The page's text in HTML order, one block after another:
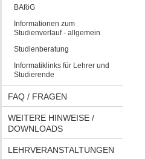
BAföG
Informationen zum
Studienverlauf - allgemein
Studienberatung
Informatiklinks für Lehrer und
Studierende
FAQ / FRAGEN
WEITERE HINWEISE /
DOWNLOADS
LEHRVERANSTALTUNGEN